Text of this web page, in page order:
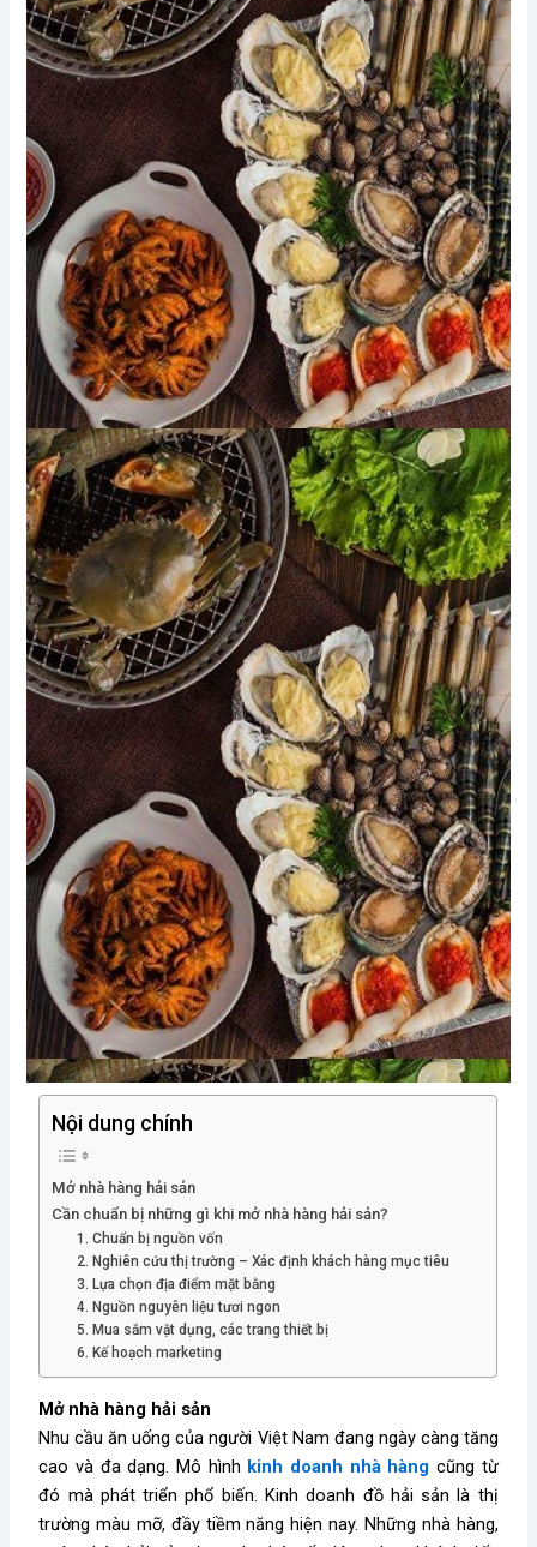
Nội dung chính
Mở nhà hàng hải sản
Cần chuẩn bị những gì khi mở nhà hàng hải sản?
1. Chuẩn bị nguồn vốn
2. Nghiên cứu thị trường – Xác định khách hàng mục tiêu
3. Lựa chọn địa điểm mặt bằng
4. Nguồn nguyên liệu tươi ngon
5. Mua sắm vật dụng, các trang thiết bị
6. Kế hoạch marketing
Mở nhà hàng hải sản
Nhu cầu ăn uống của người Việt Nam đang ngày càng tăng
cao và đa dạng. Mô hình kinh doanh nhà hàng cũng từ
đó mà phát triển phổ biến. Kinh doanh đồ hải sản là thị
trường màu mỡ, đầy tiềm năng hiện nay. Những nhà hàng,